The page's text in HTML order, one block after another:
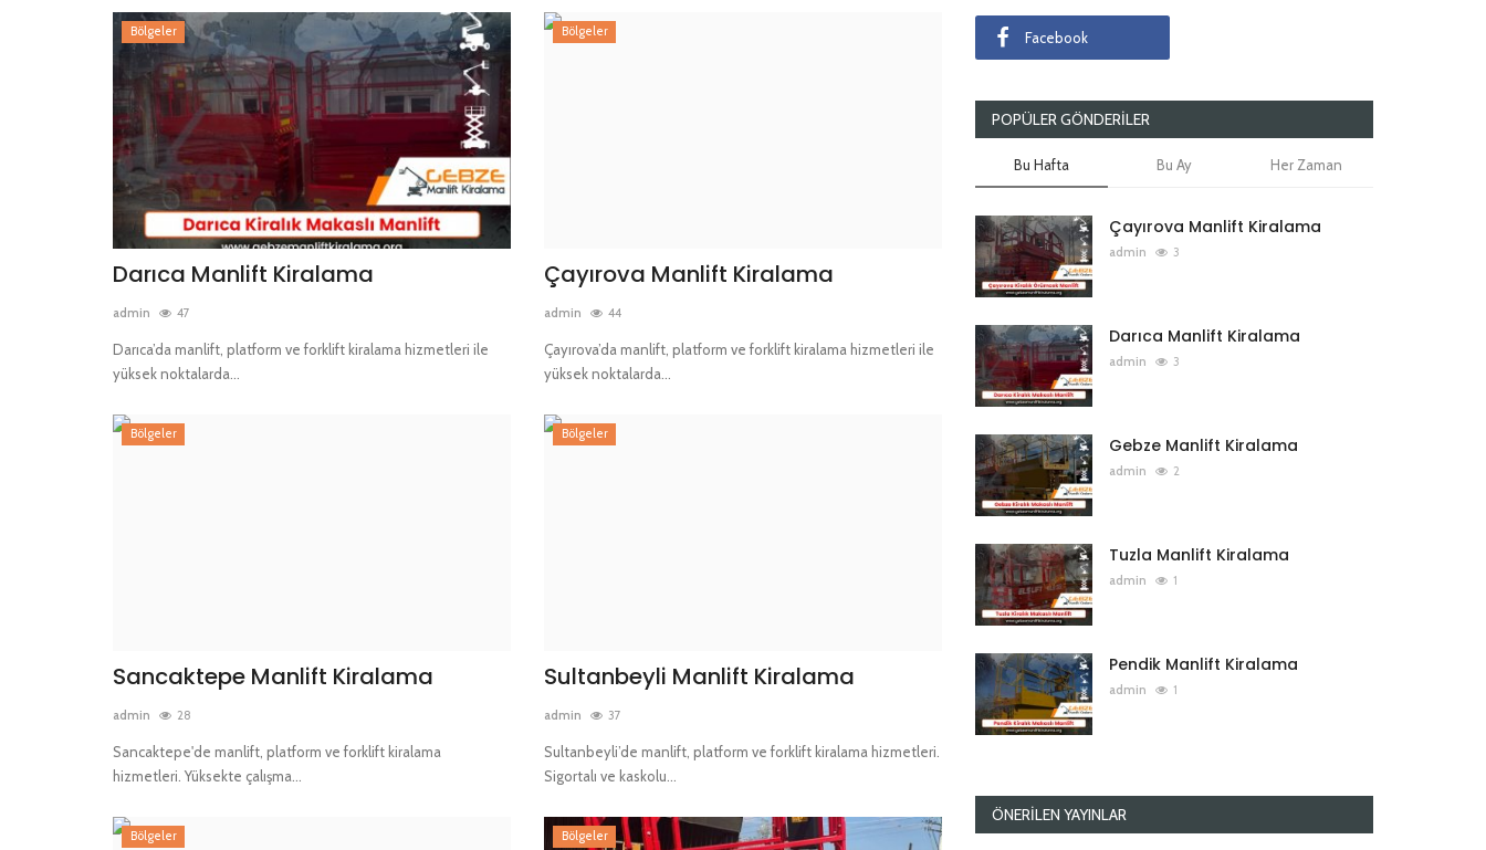
Bölgeler
Darıca Manlift Kiralama
admin 47
Darıca’da manlift, platform ve forklift kiralama hizmetleri ile
yüksek noktalarda...
Bölgeler
Çayırova Manlift Kiralama
admin 44
Çayırova’da manlift, platform ve forklift kiralama hizmetleri ile
yüksek noktalarda...
Bölgeler
Sancaktepe Manlift Kiralama
admin 28
Sancaktepe'de manlift, platform ve forklift kiralama
hizmetleri. Yüksekte çalışma...
Bölgeler
Sultanbeyli Manlift Kiralama
admin 37
Sultanbeyli’de manlift, platform ve forklift kiralama hizmetleri.
Sigortalı ve kaskolu...
Bölgeler Bölgeler
Facebook
POPÜLER GÖNDERILER
Bu Hafta Bu Ay Her Zaman
Çayırova Manlift Kiralama
admin 3
Darıca Manlift Kiralama
admin 3
Gebze Manlift Kiralama
admin 2
Tuzla Manlift Kiralama
admin 1
Pendik Manlift Kiralama
admin 1
ÖNERILEN YAYINLAR